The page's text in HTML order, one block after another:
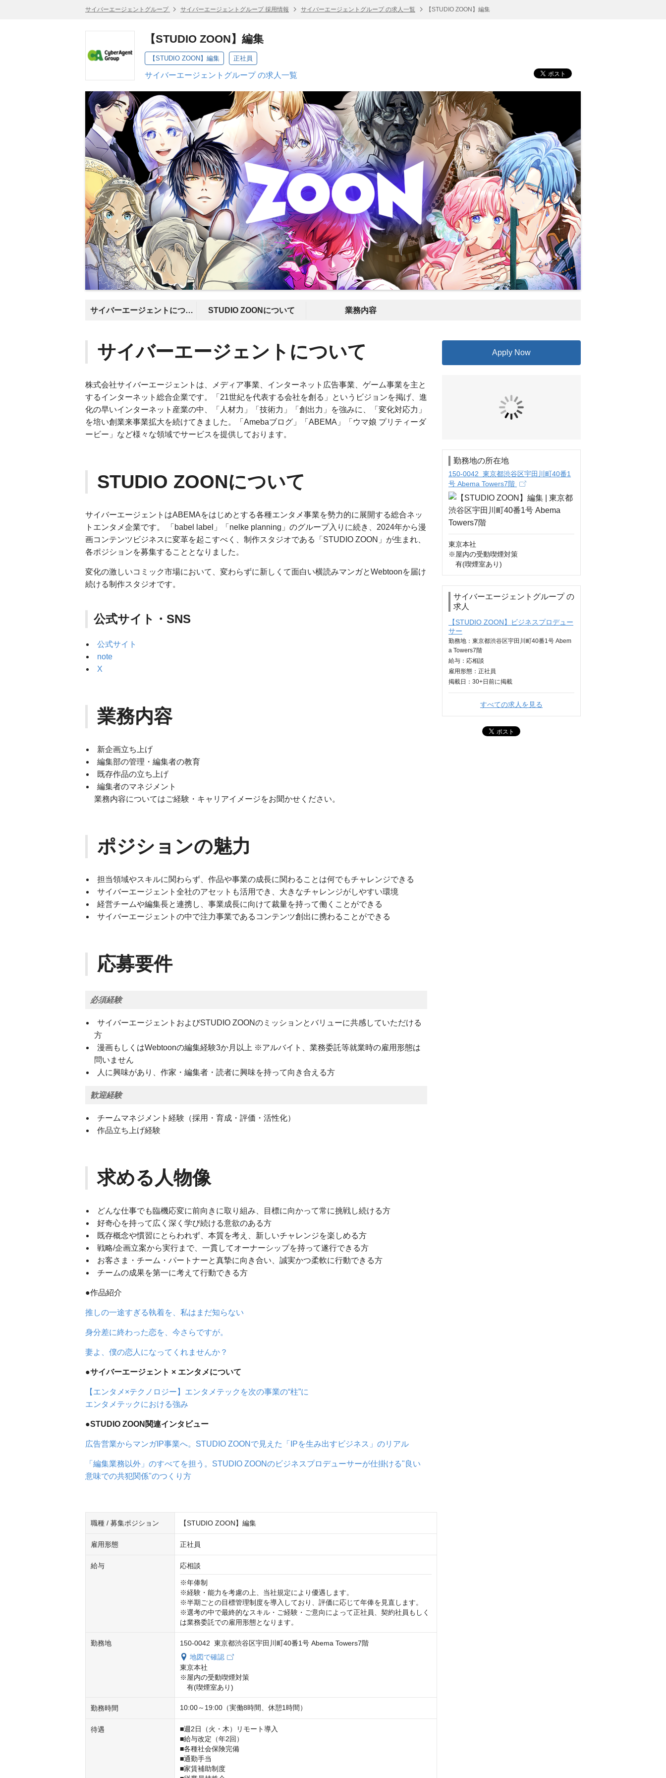
サイバーエージェントグループ サイバーエージェントグループ 採用情報 サイバーエージェントグループ の求人一覧 【STUDIO ZOON】編集
【STUDIO ZOON】編集
【STUDIO ZOON】編集 正社員
サイバーエージェントグループ の求人一覧
サイバーエージェントについて STUDIO ZOONについて 業務内容
サイバーエージェントについて
株式会社サイバーエージェントは、メディア事業、インターネット広告事業、ゲーム事業を主と
するインターネット総合企業です。「21世紀を代表する会社を創る」というビジョンを掲げ、進
化の早いインターネット産業の中、「人材力」「技術力」「創出力」を強みに、「変化対応力」
を培い創業来事業拡大を続けてきました。「Amebaブログ」「ABEMA」「ウマ娘 プリティーダ
ービー」など様々な領域でサービスを提供しております。
STUDIO ZOONについて
サイバーエージェントはABEMAをはじめとする各種エンタメ事業を勢力的に展開する総合ネッ
トエンタメ企業です。 「babel label」「nelke planning」のグループ入りに続き、2024年から漫
画コンテンツビジネスに変革を起こすべく、制作スタジオである「STUDIO ZOON」が生まれ、
各ポジションを募集することとなりました。
変化の激しいコミック市場において、変わらずに新しくて面白い横読みマンガとWebtoonを届け
続ける制作スタジオです。
公式サイト・SNS
公式サイト
note
X
業務内容
新企画立ち上げ
編集部の管理・編集者の教育
既存作品の立ち上げ
編集者のマネジメント
業務内容についてはご経験・キャリアイメージをお聞かせください。
ポジションの魅力
担当領域やスキルに関わらず、作品や事業の成長に関わることは何でもチャレンジできる
サイバーエージェント全社のアセットも活用でき、大きなチャレンジがしやすい環境
経営チームや編集長と連携し、事業成長に向けて裁量を持って働くことができる
サイバーエージェントの中で注力事業であるコンテンツ創出に携わることができる
応募要件
必須経験
サイバーエージェントおよびSTUDIO ZOONのミッションとバリューに共感していただける
方
漫画もしくはWebtoonの編集経験3か月以上 ※アルバイト、業務委託等就業時の雇用形態は
問いません
人に興味があり、作家・編集者・読者に興味を持って向き合える方
歓迎経験
チームマネジメント経験（採用・育成・評価・活性化）
作品立ち上げ経験
求める人物像
どんな仕事でも臨機応変に前向きに取り組み、目標に向かって常に挑戦し続ける方
好奇心を持って広く深く学び続ける意欲のある方
既存概念や慣習にとらわれず、本質を考え、新しいチャレンジを楽しめる方
戦略/企画立案から実行まで、一貫してオーナーシップを持って遂行できる方
お客さま・チーム・パートナーと真摯に向き合い、誠実かつ柔軟に行動できる方
チームの成果を第一に考えて行動できる方
●作品紹介
推しの一途すぎる執着を、私はまだ知らない
身分差に終わった恋を、今さらですが。
妻よ、僕の恋人になってくれませんか？
●サイバーエージェント × エンタメについて
【エンタメ×テクノロジー】エンタメテックを次の事業の“柱”に
エンタメテックにおける強み
●STUDIO ZOON関連インタビュー
広告営業からマンガIP事業へ。STUDIO ZOONで見えた「IPを生み出すビジネス」のリアル
「編集業務以外」のすべてを担う。STUDIO ZOONのビジネスプロデューサーが仕掛ける"良い
意味での共犯関係"のつくり方
職種 / 募集ポジション 【STUDIO ZOON】編集
雇用形態 正社員
給与 応相談
※年俸制
※経験・能力を考慮の上、当社規定により優遇します。
※半期ごとの目標管理制度を導入しており、評価に応じて年俸を見直します。
※選考の中で最終的なスキル・ご経験・ご意向によって正社員、契約社員もしく
は業務委託での雇用形態となります。
勤務地
150-0042 東京都渋谷区宇田川町40番1号 Abema Towers7階
地図で確認
東京本社
※屋内の受動喫煙対策
有(喫煙室あり)
勤務時間 10:00～19:00（実働8時間、休憩1時間）
待遇
■週2日（火・木）リモート導入
■給与改定（年2回）
■各種社会保険完備
■通勤手当
■家賃補助制度
Apply Now
勤務地の所在地
150-0042 東京都渋谷区宇田川町40番1
号 Abema Towers7階
東京本社
※屋内の受動喫煙対策
有(喫煙室あり)
サイバーエージェントグループ の
求人
【STUDIO ZOON】ビジネスプロデュー
サー
勤務地：東京都渋谷区宇田川町40番1号 Abem
a Towers7階
給与： 応相談
雇用形態：正社員
掲載日： 30+日 前に掲載
すべての求人を見る